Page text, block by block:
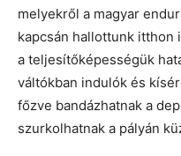
melyekről a magyar
kapcsán hallottunk itthon
a teljesítőképességük
váltókban indulók és
főzve bandázhatnak a
szurkolhatnak a pályán